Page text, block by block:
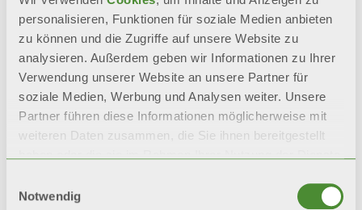
personalisieren, Funktionen für soziale Medien anbieten
zu können und die Zugriffe auf unsere Website zu
analysieren. Außerdem geben wir Informationen zu Ihrer
Verwendung unserer Website an unsere Partner für
soziale Medien, Werbung und Analysen weiter. Unsere
Partner führen diese Informationen möglicherweise mit
weiteren Daten zusammen, die Sie ihnen bereitgestellt
Notwendig
Verwandte